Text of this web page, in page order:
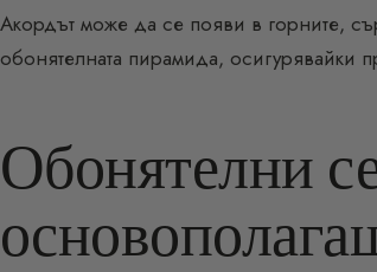
Акордът може да се появи в горните,
обонятелната пирамида, осигурявайки
Обонятелни